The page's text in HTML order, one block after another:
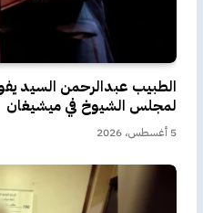
الطبيب عبدالرحمن السيد
لمجلس الشيوخ في ميشيغان
5 أغسطس، 2026